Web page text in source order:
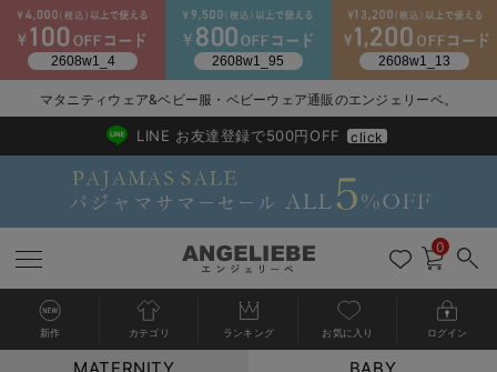
マタニティウェア&ベビー服・ベビーウェア通販のエンジェリーベ。
2026/NewArrival
送料495円(一部地域を除く) 7,700円以上で送料無料
LINE お友達登録で500円OFF click
0
新作 カテゴリ ランキング お気に入り ログイン